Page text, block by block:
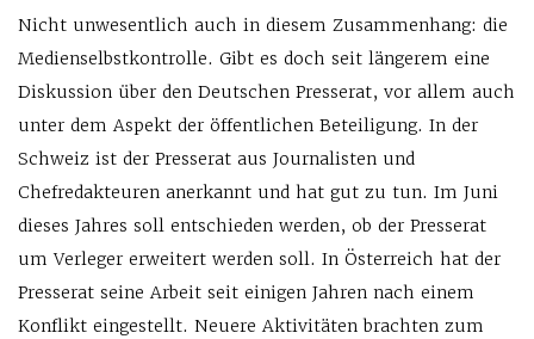
Nicht unwesentlich auch in diesem Zusammenhang: die
Medienselbstkontrolle. Gibt es doch seit längerem eine
Diskussion über den Deutschen Presserat, vor allem auch
unter dem Aspekt der öffentlichen Beteiligung. In der
Schweiz ist der Presserat aus Journalisten und
Chefredakteuren anerkannt und hat gut zu tun. Im Juni
dieses Jahres soll entschieden werden, ob der Presserat
um Verleger erweitert werden soll. In Österreich hat der
Presserat seine Arbeit seit einigen Jahren nach einem
Konflikt eingestellt. Neuere Aktivitäten brachten zum